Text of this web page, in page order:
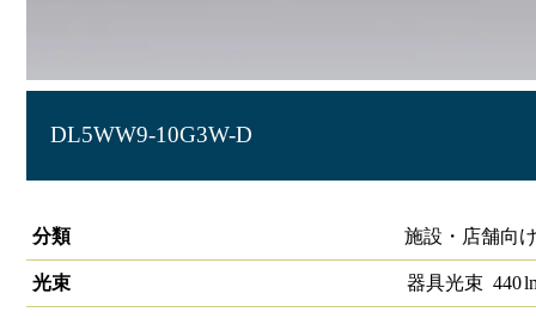
DL5WW9-10G3W-D
分類
施設・店舗向
光束 器具光束 440